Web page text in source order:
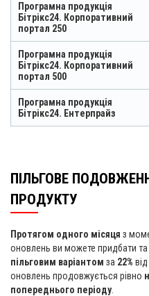
Програмна продукція
Бітрікс24. Корпоративний
портал 250
Програмна продукція
Бітрікс24. Корпоративний
портал 500
Програмна продукція
Бітрікс24. Ентерпрайз
ПІЛЬГОВЕ
ПРОДУКТУ
Протягом одного місяця з
оновлень ви можете придбати
пільговим варіантом за 22%
оновлень продовжується рівно
попереднього періоду.